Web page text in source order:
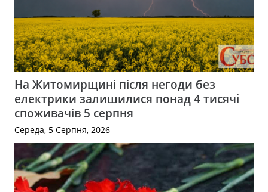
На Житомирщині після негоди без
електрики залишилися понад 4 тисячі
споживачів 5 серпня
Середа, 5 Серпня, 2026